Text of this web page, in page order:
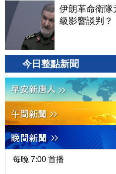
伊朗革命衛隊
級影響談判？
今日整點新聞
每晚 7:00 首播